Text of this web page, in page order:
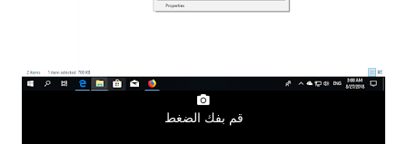
قم بفك الضغط